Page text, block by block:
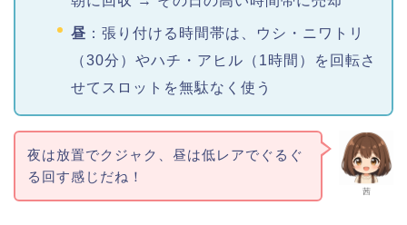
昼 ：張り付ける時間帯は、ウシ・ニワトリ
（30分）やハチ・アヒル（1時間）を回転さ
せてスロットを無駄なく使う
茜
夜は放置でクジャク、昼は低レアでぐるぐ
る回す感じだね！